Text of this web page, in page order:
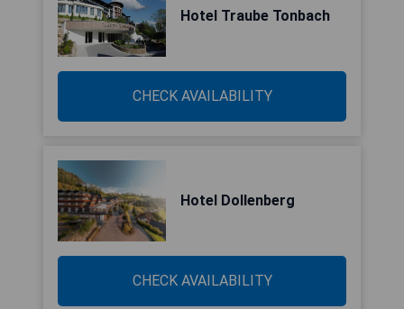
Hotel Traube Tonbach
CHECK AVAILABILITY
Hotel Dollenberg
CHECK AVAILABILITY